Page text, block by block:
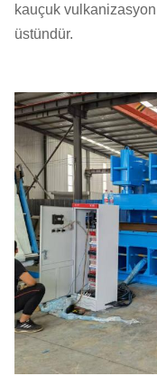
kauçuk
üstündür.